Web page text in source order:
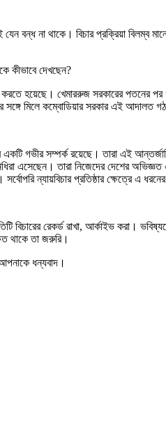
যেন বন্ধ না থাকে। বিচার প্রক্রিয়া
কীভাবে দেখছেন?
করতে হয়েছে। খেমাররুজ সরকারের
মিলে কম্বোডিয়ার সরকার এই আদালত
গভীর সম্পর্ক রয়েছে। তারা এই
এসেছেন। তারা নিজেদের দেশের
সর্বোপরি ন্যায়বিচার প্রতিষ্ঠার ক্ষেত্রে এ
বিচারের রেকর্ড রাখা, আর্কাইভ করা।
থাকে তা জরুরি।
ধন্যবাদ।